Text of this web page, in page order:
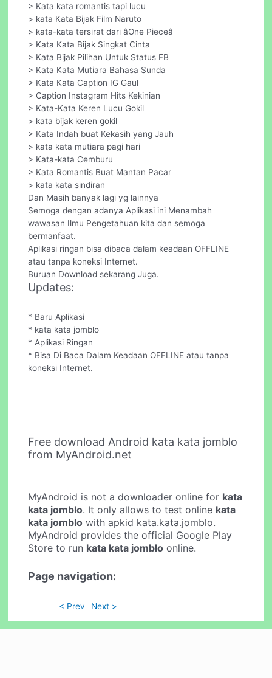
> Kata kata romantis tapi lucu
> kata Kata Bijak Film Naruto
> kata-kata tersirat dari âOne Pieceâ
> Kata Kata Bijak Singkat Cinta
> Kata Bijak Pilihan Untuk Status FB
> Kata Kata Mutiara Bahasa Sunda
> Kata Kata Caption IG Gaul
> Caption Instagram Hits Kekinian
> Kata-Kata Keren Lucu Gokil
> kata bijak keren gokil
> Kata Indah buat Kekasih yang Jauh
> kata kata mutiara pagi hari
> Kata-kata Cemburu
> Kata Romantis Buat Mantan Pacar
> kata kata sindiran
Dan Masih banyak lagi yg lainnya
Semoga dengan adanya Aplikasi ini Menambah
wawasan Ilmu Pengetahuan kita dan semoga
bermanfaat.
Aplikasi ringan bisa dibaca dalam keadaan OFFLINE
atau tanpa koneksi Internet.
Buruan Download sekarang Juga.
Updates:
* Baru Aplikasi
* kata kata jomblo
* Aplikasi Ringan
* Bisa Di Baca Dalam Keadaan OFFLINE atau tanpa
koneksi Internet.
Free download Android kata kata jomblo
from MyAndroid.net
MyAndroid is not a downloader online for kata
kata jomblo. It only allows to test online kata
kata jomblo with apkid kata.kata.jomblo.
MyAndroid provides the official Google Play
Store to run kata kata jomblo online.
Page navigation:
< Prev Next >